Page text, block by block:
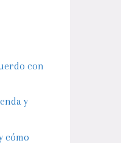
con
y
cómo